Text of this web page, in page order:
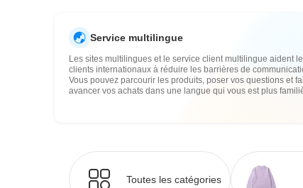
Service multilingue
Les sites multilingues et le service client multilingue aident
clients internationaux à réduire les barrières de
Vous pouvez parcourir les produits, poser vos questions et
avancer vos achats dans une langue qui vous est plus
Toutes les catégories